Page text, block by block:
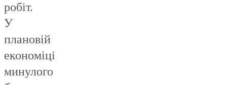
робіт.
У
плановій
економіці
минулого